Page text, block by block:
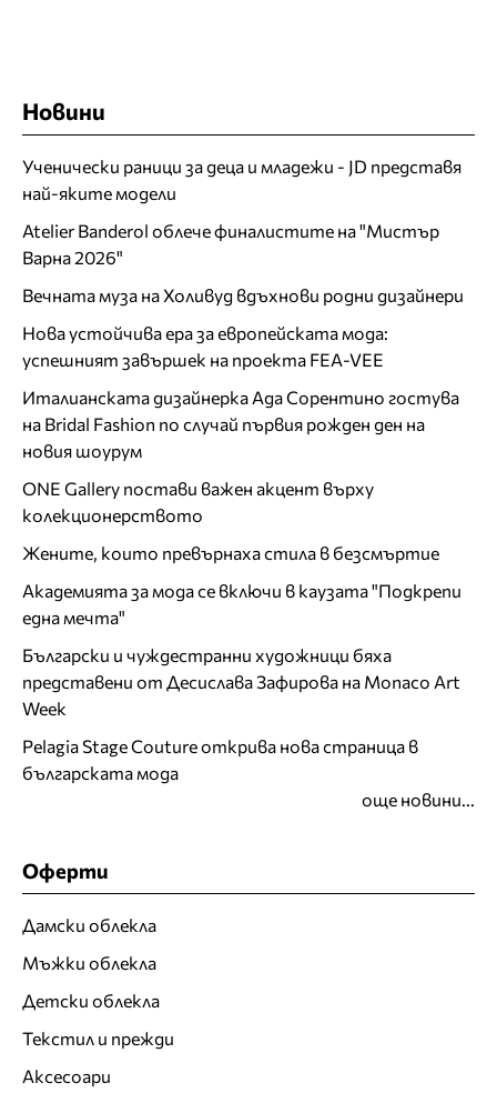
Новини
Ученически раници за деца и младежи - JD представя
най-яките модели
Atelier Banderol облече финалистите на "Мистър
Варна 2026"
Вечната муза на Холивуд вдъхнови родни дизайнери
Нова устойчива ера за европейската мода:
успешният завършек на проекта FEA-VEE
Италианската дизайнерка Ада Сорентино гостува
на Bridal Fashion по случай първия рожден ден на
новия шоурум
ONE Gallery постави важен акцент върху
колекционерството
Жените, които превърнаха стила в безсмъртие
Академията за мода се включи в каузата "Подкрепи
една мечта"
Български и чуждестранни художници бяха
представени от Десислава Зафирова на Monaco Art
Week
Pelagia Stage Couture открива нова страница в
българската мода
още новини...
Оферти
Дамски облекла
Мъжки облекла
Детски облекла
Текстил и прежди
Аксесоари